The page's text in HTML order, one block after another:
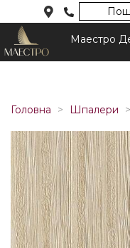
Маестро
Головна Шпалери